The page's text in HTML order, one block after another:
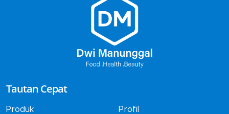
Tautan Cepat
Produk
Profil